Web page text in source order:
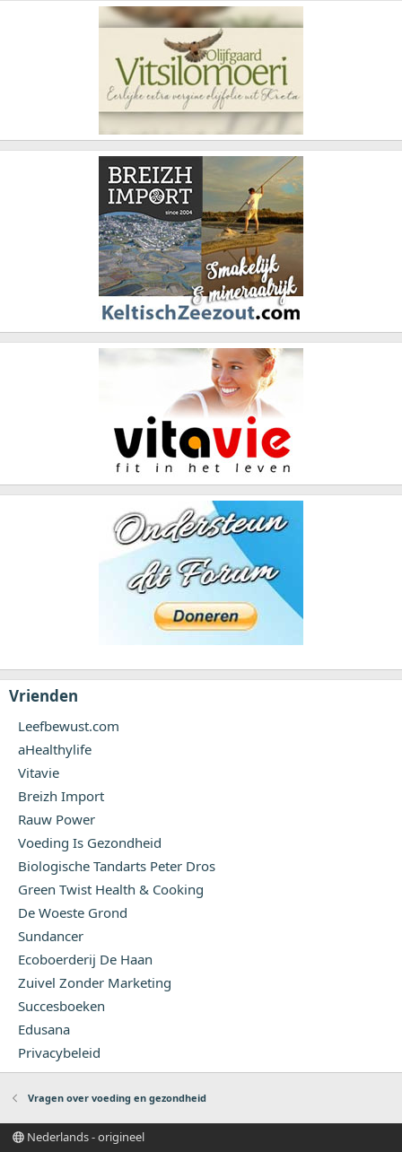
Vrienden
Leefbewust.com
aHealthylife
Vitavie
Breizh Import
Rauw Power
Voeding Is Gezondheid
Biologische Tandarts Peter Dros
Green Twist Health & Cooking
De Woeste Grond
Sundancer
Ecoboerderij De Haan
Zuivel Zonder Marketing
Succesboeken
Edusana
Privacybeleid
Vragen over voeding en gezondheid
Nederlands - origineel